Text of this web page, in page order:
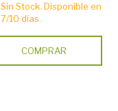
Sin Stock. Disponible en
7/10 días.
COMPRAR